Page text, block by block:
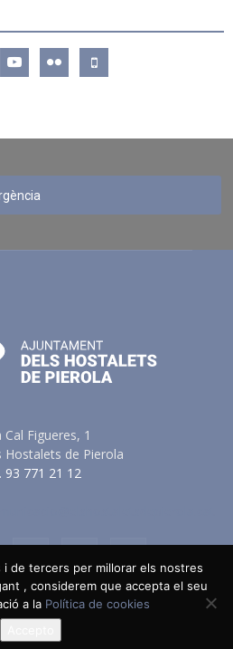
youtube flickr mobile
Cal Figueres, 1
Hostalets de Pierola
93 771 21 12
Privacitat
Política de Cookies
a les Xarxes Socials
de tercers per millorar els nostres
, considerem que accepta el seu
a la Política de cookies